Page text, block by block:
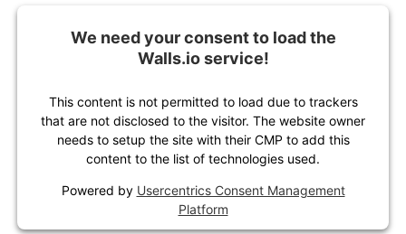
We need your consent to load the
Walls.io service!
This content is not permitted to load due to trackers
that are not disclosed to the visitor. The website owner
needs to setup the site with their CMP to add this
content to the list of technologies used.
Powered by Usercentrics Consent Management
Platform